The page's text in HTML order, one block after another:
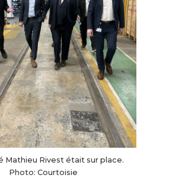
Mathieu Rivest était sur place.
Photo: Courtoisie